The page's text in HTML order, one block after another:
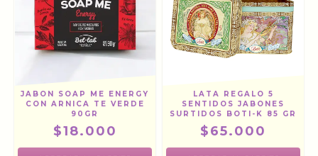
JABON SOAP ME ENERGY
CON ARNICA TE VERDE
90GR
$18.000
LATA REGALO 5
SENTIDOS JABONES
SURTIDOS BOTI-K 85 GR
$65.000